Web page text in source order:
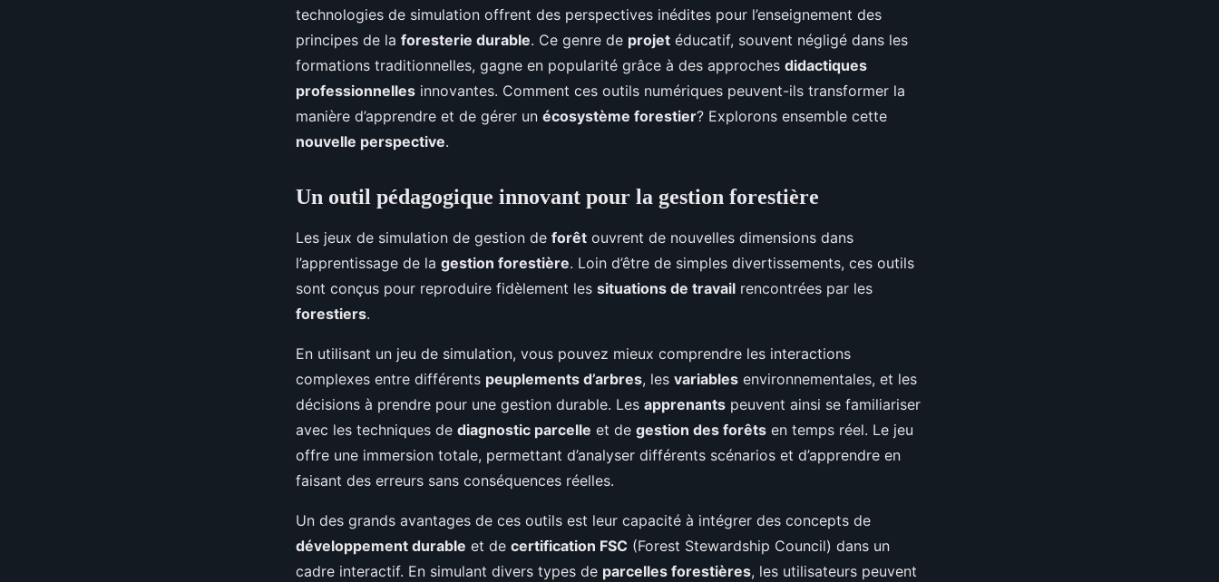
technologies de simulation offrent des perspectives inédites pour l’enseignement des
principes de la foresterie durable. Ce genre de projet éducatif, souvent négligé dans les
formations traditionnelles, gagne en popularité grâce à des approches didactiques
professionnelles innovantes. Comment ces outils numériques peuvent-ils transformer la
manière d’apprendre et de gérer un écosystème forestier? Explorons ensemble cette
nouvelle perspective.
Un outil pédagogique innovant pour la gestion forestière
Les jeux de simulation de gestion de forêt ouvrent de nouvelles dimensions dans
l’apprentissage de la gestion forestière. Loin d’être de simples divertissements, ces outils
sont conçus pour reproduire fidèlement les situations de travail rencontrées par les
forestiers.
En utilisant un jeu de simulation, vous pouvez mieux comprendre les interactions
complexes entre différents peuplements d’arbres, les variables environnementales, et les
décisions à prendre pour une gestion durable. Les apprenants peuvent ainsi se familiariser
avec les techniques de diagnostic parcelle et de gestion des forêts en temps réel. Le jeu
offre une immersion totale, permettant d’analyser différents scénarios et d’apprendre en
faisant des erreurs sans conséquences réelles.
Un des grands avantages de ces outils est leur capacité à intégrer des concepts de
développement durable et de certification FSC (Forest Stewardship Council) dans un
cadre interactif. En simulant divers types de parcelles forestières, les utilisateurs peuvent